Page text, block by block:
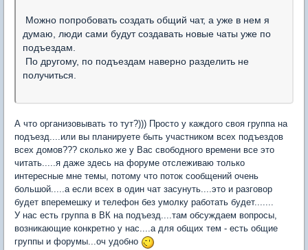
Можно попробовать создать общий чат, а уже в нем я
думаю, люди сами будут создавать новые чаты уже по
подъездам.
По другому, по подъездам наверно разделить не
получиться.
А что организовывать то тут?))) Просто у каждого своя группа на
подъезд....или вы планируете быть участником всех подъездов
всех домов??? сколько же у Вас свободного времени все это
читать.....я даже здесь на форуме отслеживаю только
интересные мне темы, потому что поток сообщений очень
большой.....а если всех в один чат засунуть....это и разговор
будет вперемешку и телефон без умолку работать будет.......
У нас есть группа в ВК на подъезд....там обсуждаем вопросы,
возникающие конкретно у нас....а для общих тем - есть общие
группы и форумы...оч удобно